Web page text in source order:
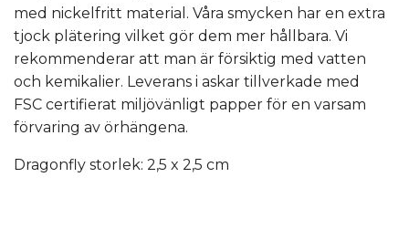
med nickelfritt material. Våra smycken har en extra
tjock plätering vilket gör dem mer hållbara. Vi
rekommenderar att man är försiktig med vatten
och kemikalier. Leverans i askar tillverkade med
FSC certifierat miljövänligt papper för en varsam
förvaring av örhängena.
Dragonfly storlek: 2,5 x 2,5 cm